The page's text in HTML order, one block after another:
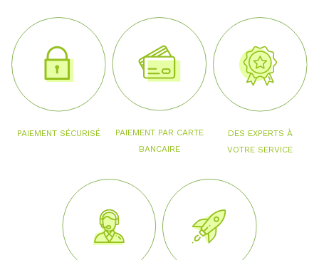
PAIEMENT SÉCURISÉ
PAIEMENT PAR CARTE
BANCAIRE
DES EXPERTS À
VOTRE SERVICE